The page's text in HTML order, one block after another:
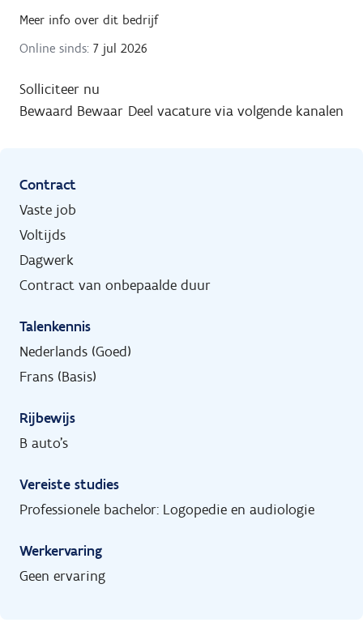
Meer info over dit bedrijf
Online sinds: 7 jul 2026
Solliciteer nu
Bewaard Bewaar Deel vacature via volgende kanalen
Contract
Vaste job
Voltijds
Dagwerk
Contract van onbepaalde duur
Talenkennis
Nederlands (Goed)
Frans (Basis)
Rijbewijs
B auto's
Vereiste studies
Professionele bachelor: Logopedie en audiologie
Werkervaring
Geen ervaring